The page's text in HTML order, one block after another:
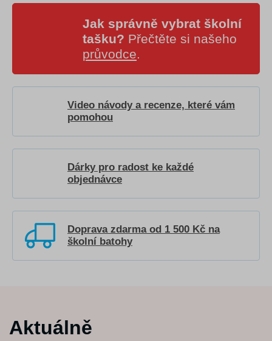
Jak správně vybrat školní
tašku? Přečtěte si našeho
průvodce.
Video návody a recenze, které vám
pomohou
Dárky pro radost ke každé
objednávce
Doprava zdarma od 1 500 Kč na
školní batohy
Aktuálně